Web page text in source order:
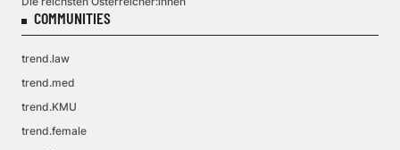
COMMUNITIES
trend.law
trend.med
trend.KMU
trend.female